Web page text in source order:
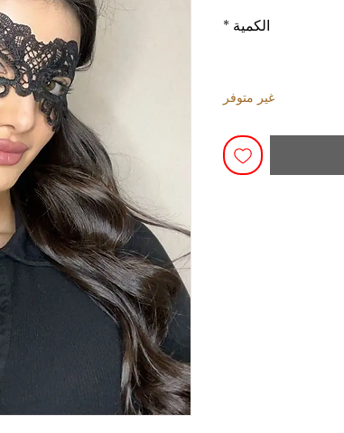
الكمية *
غير متوفر